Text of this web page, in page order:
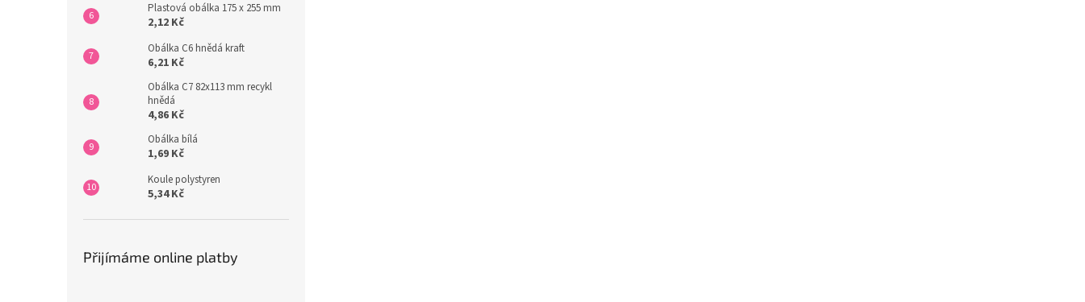
Plastová obálka 175 x 255 mm
2,12 Kč
Obálka C6 hnědá kraft
6,21 Kč
Obálka C7 82x113 mm recykl
hnědá
4,86 Kč
Obálka bílá
1,69 Kč
Koule polystyren
5,34 Kč
Přijímáme online platby